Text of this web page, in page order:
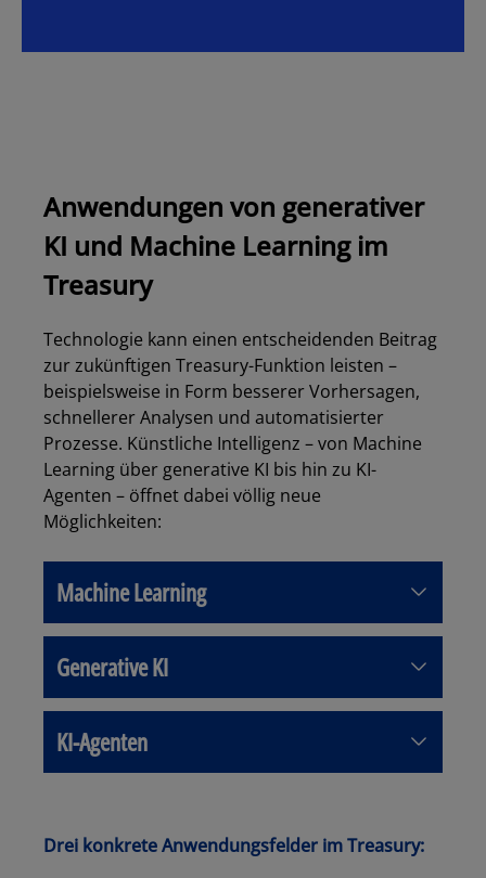
Anwendungen von generativer
KI und Machine Learning im
Treasury
Technologie kann einen entscheidenden Beitrag
zur zukünftigen Treasury-Funktion leisten –
beispielsweise in Form besserer Vorhersagen,
schnellerer Analysen und automatisierter
Prozesse. Künstliche Intelligenz – von Machine
Learning über generative KI bis hin zu KI-
Agenten – öffnet dabei völlig neue
Möglichkeiten:
Machine Learning
Generative KI
KI-Agenten
Drei konkrete Anwendungsfelder im Treasury: